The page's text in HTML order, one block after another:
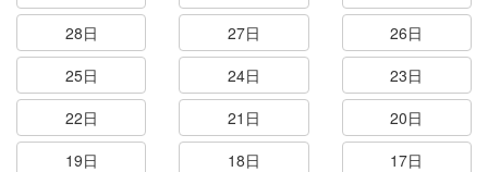
28日
27日
26日
25日
24日
23日
22日
21日
20日
19日
18日
17日